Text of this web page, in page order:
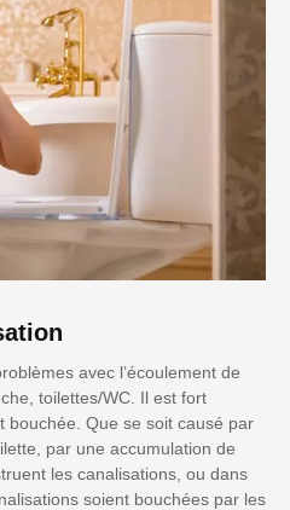
avec l’écoulement de
toilettes/WC. Il est fort
bouchée. Que se soit causé par
par une accumulation de
les canalisations, ou dans
soient bouchées par les